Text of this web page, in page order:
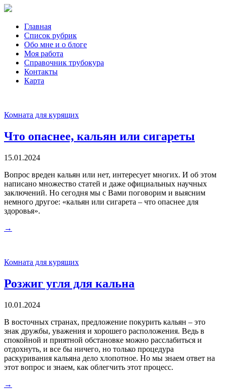
Главная
Список рубрик
Обо мне и о блоге
Моя работа
Справочник трубокура
Контакты
Карта
Комната для курящих
Что опаснее, кальян или сигареты
15.01.2024
Вопрос вреден кальян или нет, интересует многих. И об этом
написано множество статей и даже официальных научных
заключений. Но сегодня мы с Вами поговорим и выясним
немного другое: «кальян или сигарета – что опаснее для
здоровья».
→
Комната для курящих
Розжиг угля для кальна
10.01.2024
В восточных странах, предложение покурить кальян – это
знак дружбы, уважения и хорошего расположения. Ведь в
спокойной и приятной обстановке можно расслабиться и
отдохнуть, и все бы ничего, но только процедура
раскуривания кальяна дело хлопотное. Но мы знаем ответ на
этот вопрос и знаем, как облегчить этот процесс.
→